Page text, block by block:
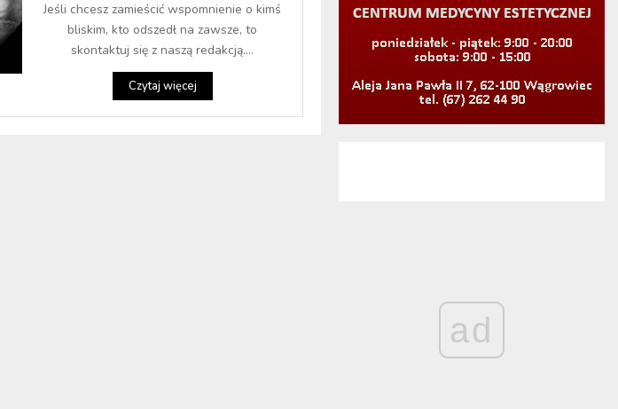
Jeśli chcesz zamieścić wspomnienie o kimś
bliskim, kto odszedł na zawsze, to
skontaktuj się z naszą redakcją....
Czytaj więcej
ad